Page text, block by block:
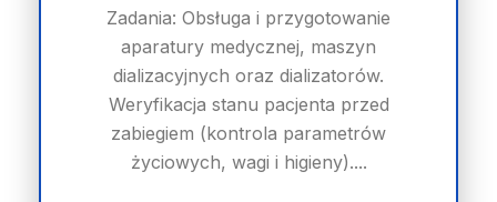
Zadania: Obsługa i przygotowanie
aparatury medycznej, maszyn
dializacyjnych oraz dializatorów.
Weryfikacja stanu pacjenta przed
zabiegiem (kontrola parametrów
życiowych, wagi i higieny)....